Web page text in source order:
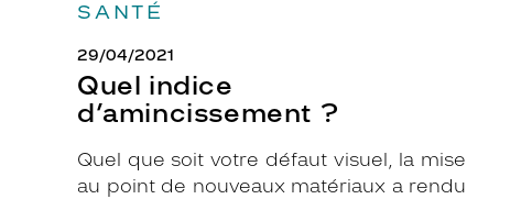
SANTÉ
29/04/2021
Quel indice
d’amincissement ?
Quel que soit votre défaut visuel, la mise
au point de nouveaux matériaux a rendu